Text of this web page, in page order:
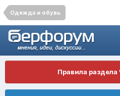
Одежда и обувь
Правила